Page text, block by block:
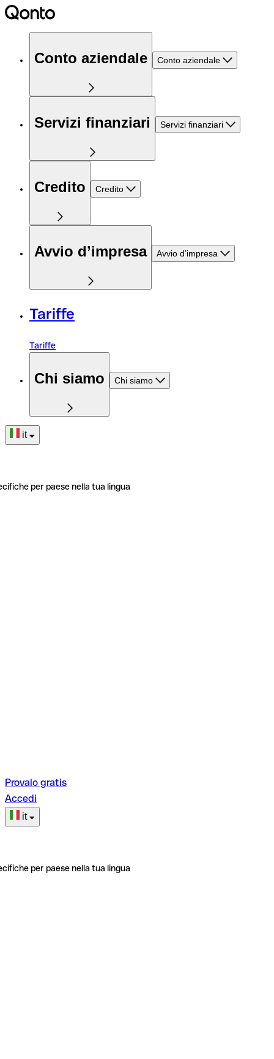
Conto aziendale Conto aziendale
Servizi finanziari Servizi finanziari
Credito Credito
Avvio d’impresa Avvio d’impresa
Tariffe
Tariffe
Chi siamo Chi siamo
it
per paese nella tua lingua
Provalo gratis
Accedi
it
per paese nella tua lingua